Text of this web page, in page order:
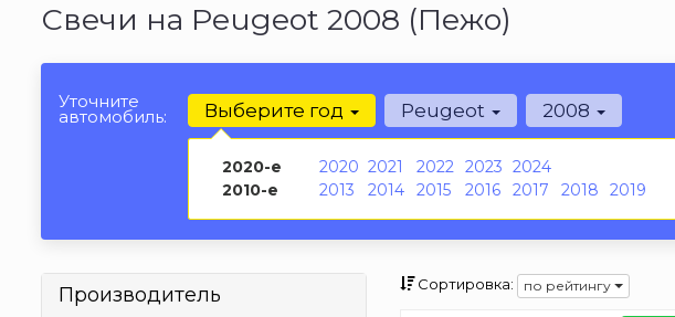
Свечи на Peugeot 2008 (Пежо)
Уточните
автомобиль: Выберите год
2020-е 2020 2021 2022 2023 2024
2010-е
2013 2014 2015 2016 2017 2018 2019
Peugeot 2008
Производитель Сортировка: по рейтингу